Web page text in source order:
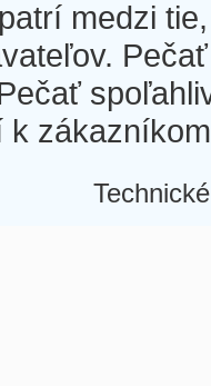
medzi
k